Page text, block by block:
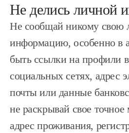
Не делись личной
Не сообщай никому свою
информацию, особенно в
быть ссылки на профили
социальных сетях, адрес
почты или данные
не раскрывай свое
адрес проживания,